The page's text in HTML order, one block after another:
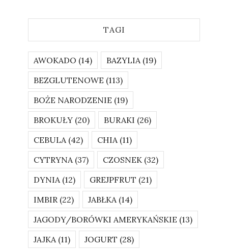
TAGI
AWOKADO (14) BAZYLIA(19)
BEZGLUTENOWE (113)
BOŻE NARODZENIE (19)
BROKUŁY (20) BURAKI (26)
CEBULA(42) CHIA(11)
CYTRYNA(37) CZOSNEK (32)
DYNIA(12) GREJPFRUT (21)
IMBIR (22) JABŁKA(14)
JAGODY/BORÓWKI AMERYKAŃSKIE (13)
JAJKA(11) JOGURT (28)